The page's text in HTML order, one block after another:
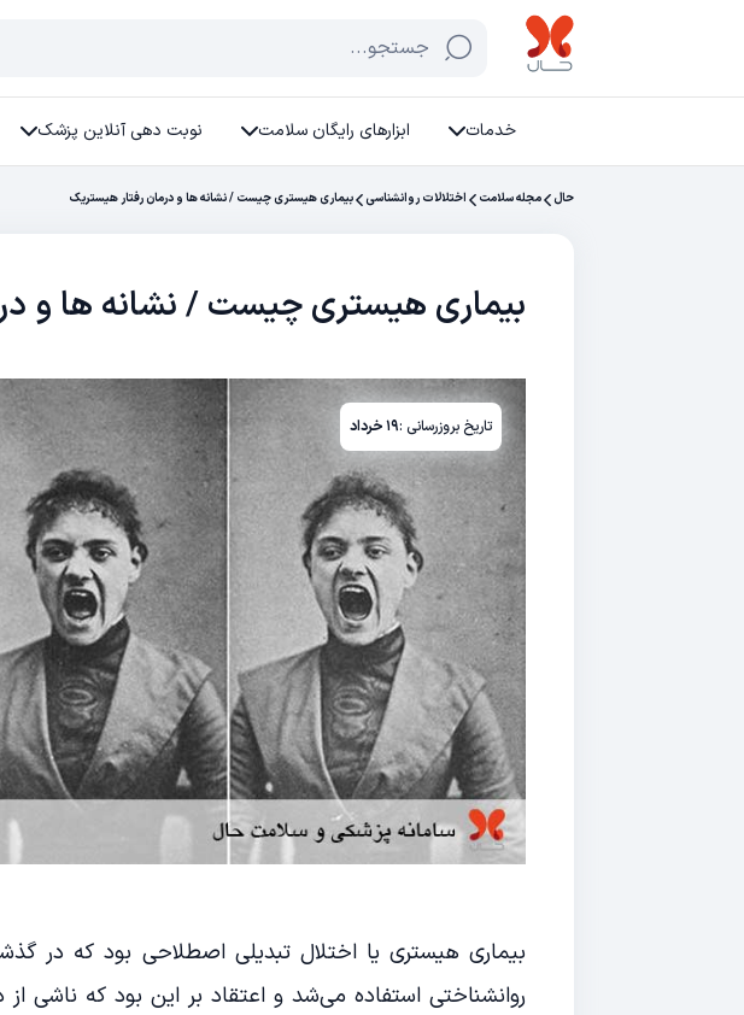
جستجو...
خدمات ابزارهای رایگان سلامت نوبت دهی آنلاین پزشک
حال مجله سلامت اختلالات روانشناسی بیماری هیستری چیست / نشانه ها و درمان رفتار هیستریک
بیماری هیستری چیست / نشانه ها و
تاریخ بروزرسانی :۱۹ خرداد
بیماری هیستری یا اختلال تبدیلی اصطلاحی بود که در
روانشناختی استفاده می‌شد و اعتقاد بر این بود که ناشی